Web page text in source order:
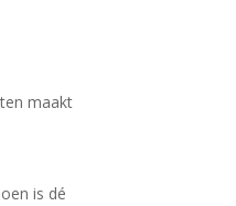
maakt
is dé